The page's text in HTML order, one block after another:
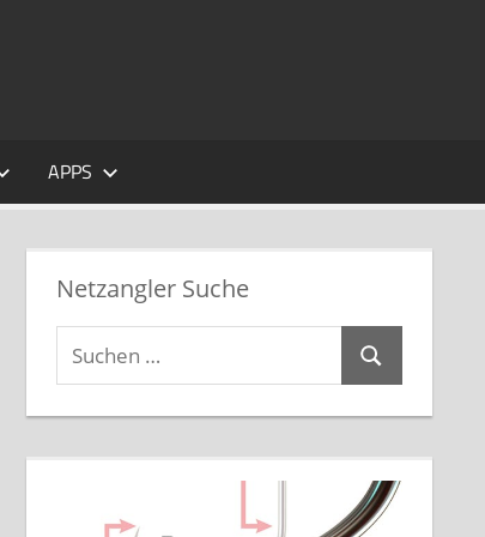
APPS
Netzangler Suche
Suchen
nach:
Suchen